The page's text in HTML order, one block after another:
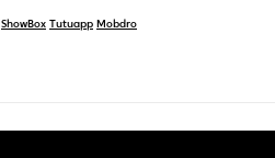
ShowBox Tutuapp Mobdro